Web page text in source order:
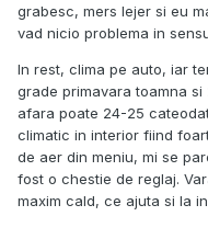
grabesc, mers lejer si eu
vad nicio problema in
In rest, clima pe auto, iar
grade primavara toamna
afara poate 24-25
climatic in interior fiind
de aer din meniu, mi se
fost o chestie de reglaj.
maxim cald, ce ajuta si la